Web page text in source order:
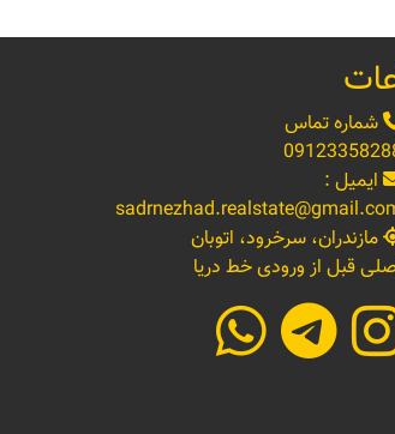
شماره تماس
ایمیل :
مازندران، سرخرود، اتوبان
قبل از ورودی خط دریا